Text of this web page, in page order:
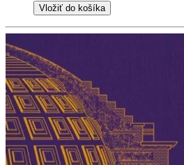
Vložiť do košíka